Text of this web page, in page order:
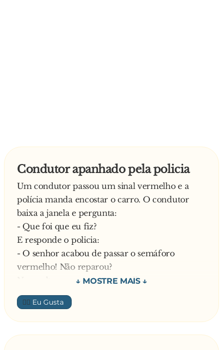
Condutor apanhado pela policia
Um condutor passou um sinal vermelho e a
polícia manda encostar o carro. O condutor
baixa a janela e pergunta:
- Que foi que eu fiz?
E responde o policia:
- O senhor acabou de passar o semáforo
vermelho! Não reparou?
Nessa altura ouve-se uma mulher:
- Estou sempre a dizer-lhe que não passe com o
sinal vermelho, mas ele não me liga nenhuma!
- Cala-te, estúpida! – Grita-lhe o marido.
O polícia finge que não ouve e diz:
👍🏼